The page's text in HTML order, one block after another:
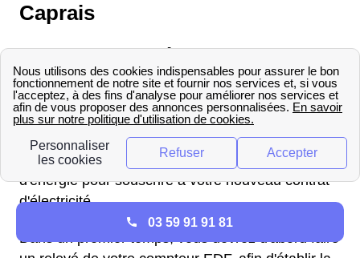
Caprais
Comment ouvrir son compteur
EDF à Saint-Caprais ?
Vous déménagez à Saint-Caprais et vous
souhaitez ouvrir un compteur électrique ? Vous
pouvez joindre EDF ou un autre fournisseur
d'énergie pour souscrire à votre nouveau contrat
d'électricité.
Dans un premier temps, vous devrez d'abord faire
03 59 91 91 81